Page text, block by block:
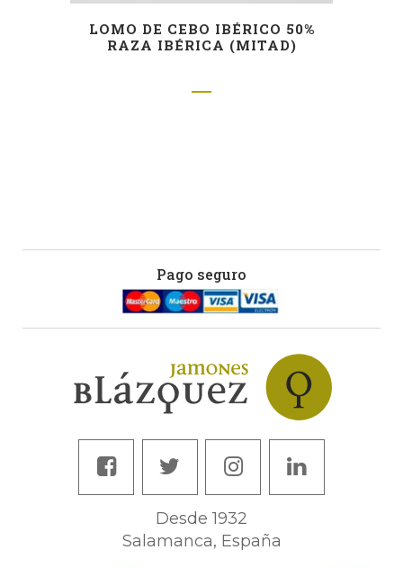
LOMO DE CEBO IBÉRICO 50%
RAZA IBÉRICA (MITAD)
Pago seguro
Desde 1932
Salamanca, España